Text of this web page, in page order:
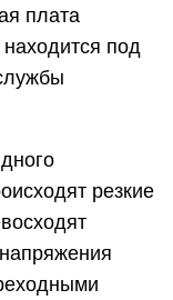
плата
находится под
резкие